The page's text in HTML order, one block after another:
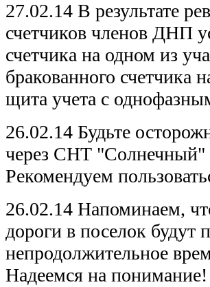
27.02.14 В результате
счетчиков членов ДНП
счетчика на одном из
бракованного счетчика
щита учета с
26.02.14 Будьте
через СНТ "Солнечный"
Рекомендуем
26.02.14 Напоминаем,
дороги в поселок
непродолжительное
Надеемся на понимание!